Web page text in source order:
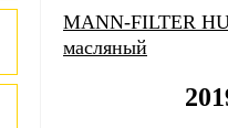
MANN-FILTER
масляный